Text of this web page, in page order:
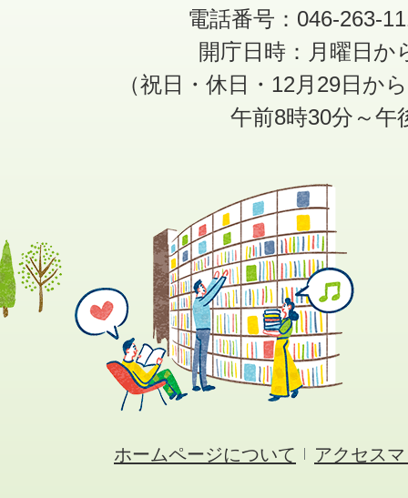
電話番号：046-263-
開庁日時：月曜日か
（祝日・休日・12月29日か
午前8時30分～午
ホームページについて アクセス